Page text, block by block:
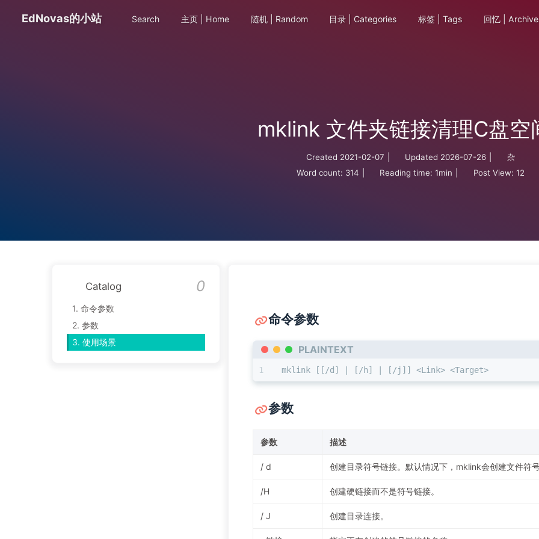
EdNovas的小站 Search 主页 | Home 随机 | Random 目录 | Categories 标签 | Tags 回忆 |
mklink 文件夹链接清理C盘空
Created 2021-02-07 Updated 2026-07-26
杂
Word count: 314 Reading time: 1min Post View: 12
命令参数
PLAINTEXT
mklink [[/d] | [/h] | [/j]] <Link> <Target>
参数
参数 描述
/ d 创建目录符号链接。默认情况下，mklink会创建文件符
/H 创建硬链接而不是符号链接。
/ J 创建目录连接。
Catalog
1. 命令参数
2. 参数
3. 使用场景